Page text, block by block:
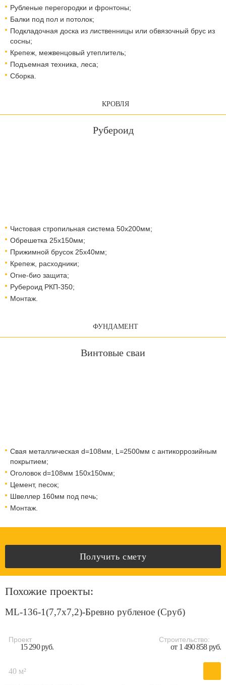
Рубленые перегородки и фронтоны;
Балки под пол и потолок;
Подкладочная доска из лиственницы или обвязочный брус из
сосны;
Крепеж, межвенцовый утеплитель;
Подъемная техника, леса;
Сборка.
КРОВЛЯ
Рубероид
Чистовая стропильная система 50х200мм;
Обрешетка 25х150мм;
Прижимной брусок 25х40мм;
Крепеж, расходники;
Огне-био защита;
Рубероид РКП-350;
Монтаж.
ФУНДАМЕНТ
Винтовые сваи
Свая металлическая d=108мм, L=2500мм с антикоррозийным
покрытием;
Оголовок d=108мм 150x150мм;
Цемент, песок;
Швеллер 160мм под печь;
Монтаж.
Получить смету
Похожие проекты:
ML-136-1(7,7х7,2)-Бревно рубленое (Сруб)
Проект
15 290 руб.
Строительство:
от 1 490 858 руб.
40 м²